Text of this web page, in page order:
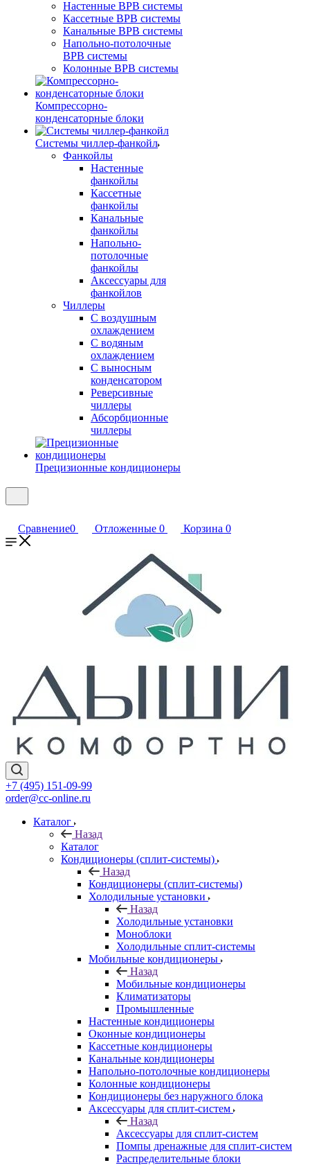
Настенные ВРВ системы
Кассетные ВРВ системы
Канальные ВРВ системы
Напольно-потолочные
ВРВ системы
Колонные ВРВ системы
Компрессорно-
конденсаторные блоки
Системы чиллер-фанкойл
Фанкойлы
Настенные
фанкойлы
Кассетные
фанкойлы
Канальные
фанкойлы
Напольно-
потолочные
фанкойлы
Аксессуары для
фанкойлов
Чиллеры
С воздушным
охлаждением
С водяным
охлаждением
С выносным
конденсатором
Реверсивные
чиллеры
Абсорбционные
чиллеры
Прецизионные кондиционеры
Сравнение0 Отложенные 0 Корзина 0
+7 (495) 151-09-99
order@cc-online.ru
Каталог
Назад
Каталог
Кондиционеры (сплит-системы)
Назад
Кондиционеры (сплит-системы)
Холодильные установки
Назад
Холодильные установки
Моноблоки
Холодильные сплит-системы
Мобильные кондиционеры
Назад
Мобильные кондиционеры
Климатизаторы
Промышленные
Настенные кондиционеры
Оконные кондиционеры
Кассетные кондиционеры
Канальные кондиционеры
Напольно-потолочные кондиционеры
Колонные кондиционеры
Кондиционеры без наружного блока
Аксессуары для сплит-систем
Назад
Аксессуары для сплит-систем
Помпы дренажные для сплит-систем
Распределительные блоки